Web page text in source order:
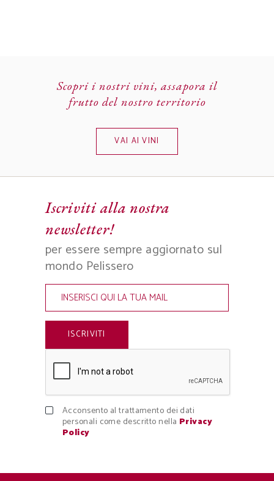
Scopri i nostri vini, assapora il
frutto del nostro territorio
VAI AI VINI
Iscriviti alla nostra
newsletter!
per essere sempre aggiornato sul
mondo Pelissero
Acconsento al trattamento dei dati
personali come descritto nella Privacy
Policy